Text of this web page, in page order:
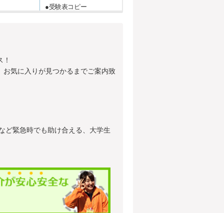
●受験表コピー
気に入りが見つかるまでご案内致
ど緊急時でも助け合える、大学生